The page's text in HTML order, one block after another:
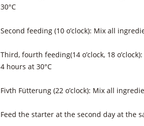
30°C
Second feeding (10 o’clock): Mix all
Third, fourth feeding(14 o’clock, 18
4 hours at 30°C
Fivth Fütterung (22 o’clock): Mix all
Feed the starter at the second day at the